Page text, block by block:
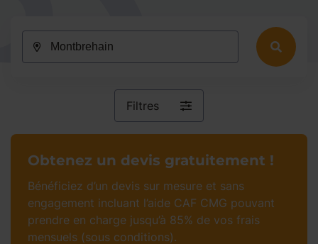
Filtres
Obtenez un devis gratuitement !
Bénéficiez d’un devis sur mesure et sans
engagement incluant l’aide CAF CMG pouvant
prendre en charge jusqu’à 85% de vos frais
mensuels (sous conditions).